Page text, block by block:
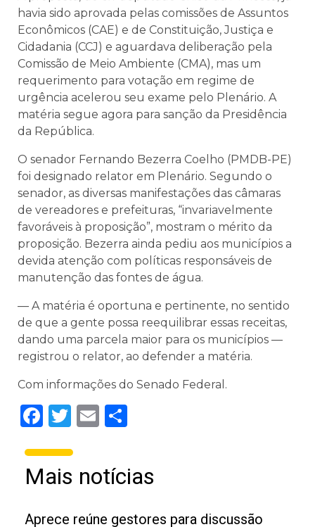
havia sido aprovada pelas comissões de Assuntos
Econômicos (CAE) e de Constituição, Justiça e
Cidadania (CCJ) e aguardava deliberação pela
Comissão de Meio Ambiente (CMA), mas um
requerimento para votação em regime de
urgência acelerou seu exame pelo Plenário. A
matéria segue agora para sanção da Presidência
da República.
O senador Fernando Bezerra Coelho (PMDB-PE)
foi designado relator em Plenário. Segundo o
senador, as diversas manifestações das câmaras
de vereadores e prefeituras, “invariavelmente
favoráveis à proposição”, mostram o mérito da
proposição. Bezerra ainda pediu aos municípios a
devida atenção com políticas responsáveis de
manutenção das fontes de água.
— A matéria é oportuna e pertinente, no sentido
de que a gente possa reequilibrar essas receitas,
dando uma parcela maior para os municípios —
registrou o relator, ao defender a matéria.
Com informações do Senado Federal.
Facebook
Twitter
Email
Mais notícias
Aprece reúne gestores para discussão